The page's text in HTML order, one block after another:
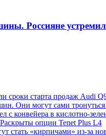
Россияне
сроки старта продаж Audi
Они могут сами тронуться
с конвейера в кислотно-
опции Tenet Plus L4
стать «кирпичами» из-за